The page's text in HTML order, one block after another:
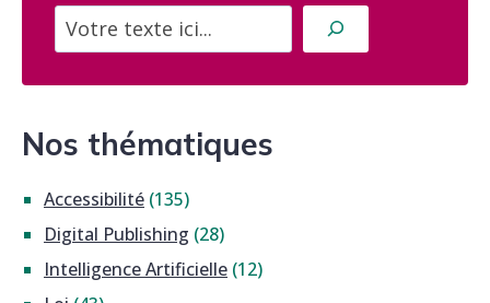
Nos thématiques
Accessibilité (135)
Digital Publishing (28)
Intelligence Artificielle (12)